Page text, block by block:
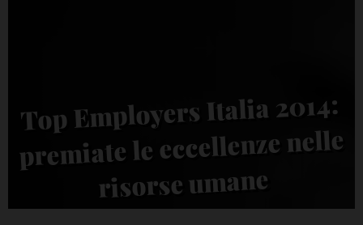
Top Employers Italia 2014:
premiate le eccellenze nelle
risorse umane